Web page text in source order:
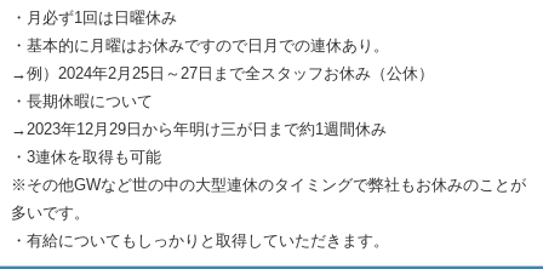
・月必ず1回は日曜休み
・基本的に月曜はお休みですので日月での連休あり。
→例）2024年2月25日～27日まで全スタッフお休み（公休）
・長期休暇について
→2023年12月29日から年明け三が日まで約1週間休み
・3連休を取得も可能
※その他GWなど世の中の大型連休のタイミングで弊社もお休みのことが
多いです。
・有給についてもしっかりと取得していただきます。